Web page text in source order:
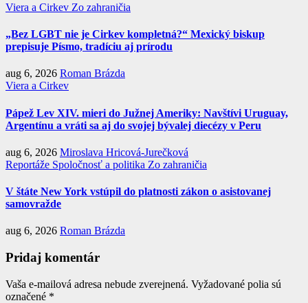
Viera a Cirkev Zo zahraničia
„Bez LGBT nie je Cirkev kompletná?“ Mexický biskup
prepisuje Písmo, tradíciu aj prírodu
aug 6, 2026 Roman Brázda
Viera a Cirkev
Pápež Lev XIV. mieri do Južnej Ameriky: Navštívi Uruguay,
Argentínu a vráti sa aj do svojej bývalej diecézy v Peru
aug 6, 2026 Miroslava Hricová-Jurečková
Reportáže Spoločnosť a politika Zo zahraničia
V štáte New York vstúpil do platnosti zákon o asistovanej
samovražde
aug 6, 2026 Roman Brázda
Pridaj komentár
Vaša e-mailová adresa nebude zverejnená. Vyžadované polia sú
označené *